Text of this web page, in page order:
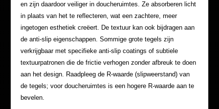
en zijn daardoor veiliger in doucheruimtes. Ze absorberen licht
in plaats van het te reflecteren, wat een zachtere, meer
ingetogen esthetiek creëert. De textuur kan ook bijdragen aan
de anti-slip eigenschappen. Sommige grote tegels zijn
verkrijgbaar met specifieke anti-slip coatings of subtiele
textuurpatronen die de frictie verhogen zonder afbreuk te doen
aan het design. Raadpleeg de R-waarde (slipweerstand) van
de tegels; voor doucheruimtes is een hogere R-waarde aan te
bevelen.